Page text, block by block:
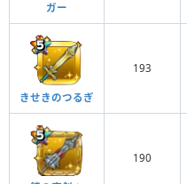
ガー
きせきのつるぎ
193
190